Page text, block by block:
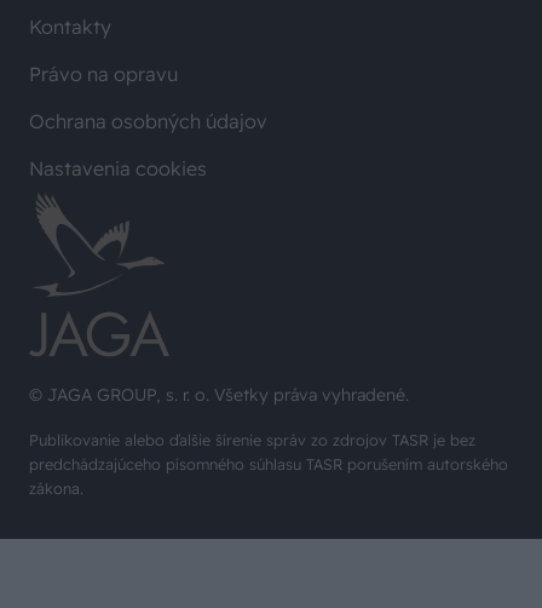
© JAGA GROUP, s. r. o. Všetky práva vyhradené.
Publikovanie alebo ďalšie šírenie správ zo zdrojov TASR je bez
predchádzajúceho písomného súhlasu TASR porušením autorského
zákona.
Kontakty
Právo na opravu
Ochrana osobných údajov
Nastavenia cookies